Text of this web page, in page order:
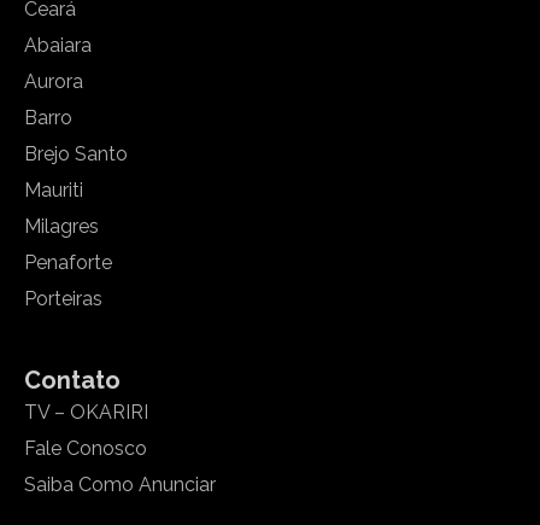
Ceará
Abaiara
Aurora
Barro
Brejo Santo
Mauriti
Milagres
Penaforte
Porteiras
Contato
TV – OKARIRI
Fale Conosco
Saiba Como Anunciar